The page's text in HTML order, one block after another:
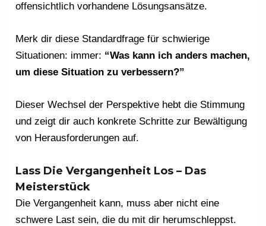
offensichtlich vorhandene Lösungsansätze.
Merk dir diese Standardfrage für schwierige
Situationen: immer: “Was kann ich anders machen,
um diese Situation zu verbessern?”
Dieser Wechsel der Perspektive hebt die Stimmung
und zeigt dir auch konkrete Schritte zur Bewältigung
von Herausforderungen auf.
Lass Die Vergangenheit Los – Das
Meisterstück
Die Vergangenheit kann, muss aber nicht eine
schwere Last sein, die du mit dir herumschleppst.